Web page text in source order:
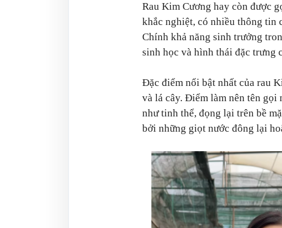
Rau Kim Cương hay còn được
khắc nghiệt, có nhiều thông tin
Chính khả năng sinh trưởng
sinh học và hình thái đặc trưng
Đặc điểm nổi bật nhất của rau
và lá cây. Điểm làm nên tên gọi
như tinh thể, đọng lại trên bề
bởi những giọt nước đông lại